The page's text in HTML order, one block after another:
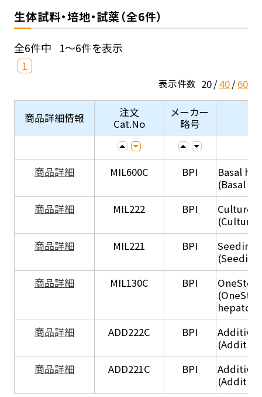
生体試料・培地・試薬（全6件）
全6件中 1～6件を表示
1
表示件数 20 40 60
商品詳細情報
注文
Cat.No
メーカー
略号
商品詳細 MIL600C BPI
Basal
(Basal
商品詳細
MIL222 BPI
Culture
(Culture
商品詳細
MIL221 BPI
Seeding
商品詳細
MIL130C BPI
商品詳細
ADD222C BPI
商品詳細
ADD221C BPI